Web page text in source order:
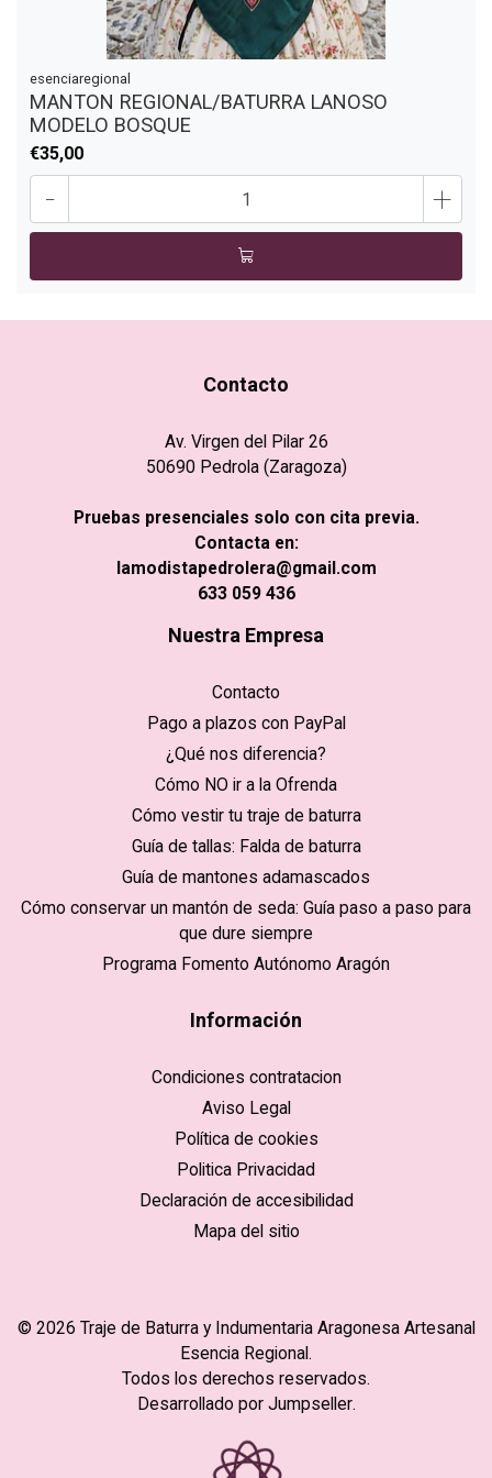
esenciaregional
MANTON REGIONAL/BATURRA LANOSO
MODELO BOSQUE
€35,00
- +
Contacto
Av. Virgen del Pilar 26
50690 Pedrola (Zaragoza)
Pruebas presenciales solo con cita previa.
Contacta en:
lamodistapedrolera@gmail.com
633 059 436
Nuestra Empresa
Contacto
Pago a plazos con PayPal
¿Qué nos diferencia?
Cómo NO ir a la Ofrenda
Cómo vestir tu traje de baturra
Guía de tallas: Falda de baturra
Guía de mantones adamascados
Cómo conservar un mantón de seda: Guía paso a paso para
que dure siempre
Programa Fomento Autónomo Aragón
Información
Condiciones contratacion
Aviso Legal
Política de cookies
Politica Privacidad
Declaración de accesibilidad
Mapa del sitio
© 2026 Traje de Baturra y Indumentaria Aragonesa Artesanal
Esencia Regional.
Todos los derechos reservados.
Desarrollado por Jumpseller.